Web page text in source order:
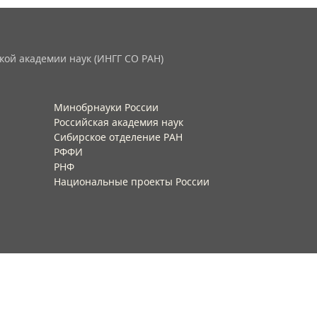
академии наук (ИНГГ СО РАН)
Минобрнауки России
Российская академия наук
Сибирское отделение РАН
РФФИ
РНФ
Национальные проекты России